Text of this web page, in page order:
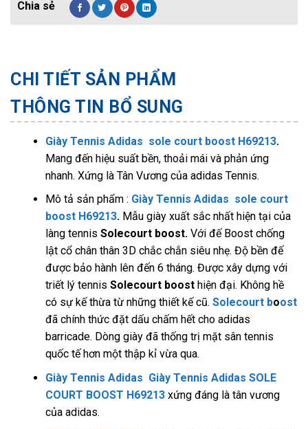
CHI TIẾT SẢN PHẨM
THÔNG TIN BỔ SUNG
Giày Tennis Adidas sole court boost H69213.
Mang đến hiệu suất bền, thoải mái và phản ứng
nhanh. Xứng là Tân Vương của adidas Tennis.
Mô tả sản phẩm : Giày Tennis Adidas sole court
boost H69213. Mẫu giày xuất sắc nhất hiện tại của
làng tennis Solecourt boost.Với đế Boost chống
lật cổ chân thân 3D chắc chắn siêu nhẹ. Độ bền đế
được bảo hành lên đến 6 tháng. Được xây dựng với
triết lý tennis Solecourt boosthiện đại. Không hề
có sự kế thừa từ những thiết kế cũ. Solecourt boost
đã chính thức đặt dấu chấm hết cho adidas
barricade. Dòng giày đã thống trị mặt sân tennis
quốc tế hơn một thập kỉ vừa qua.
Giày Tennis Adidas Giày Tennis Adidas SOLE
COURT BOOST H69213 xứng đáng là tân vương
của adidas.